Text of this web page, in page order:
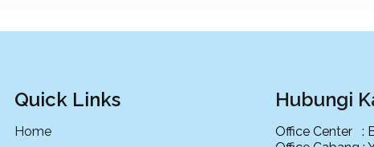
Quick Links
Home
Hubungi
Office Center :